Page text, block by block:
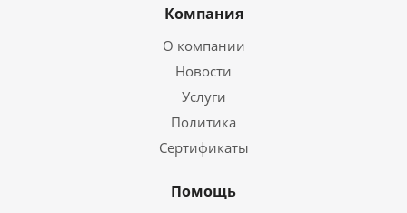
Компания
О компании
Новости
Услуги
Политика
Сертификаты
Помощь